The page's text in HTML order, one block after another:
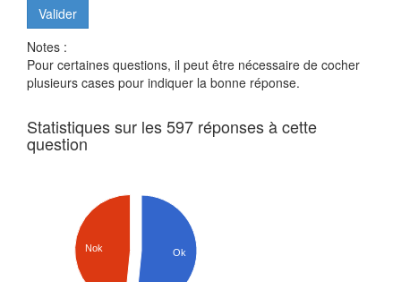
Notes :
Pour certaines questions, il peut être nécessaire de cocher
plusieurs cases pour indiquer la bonne réponse.
Statistiques sur les 597 réponses à cette
question
Nok Ok